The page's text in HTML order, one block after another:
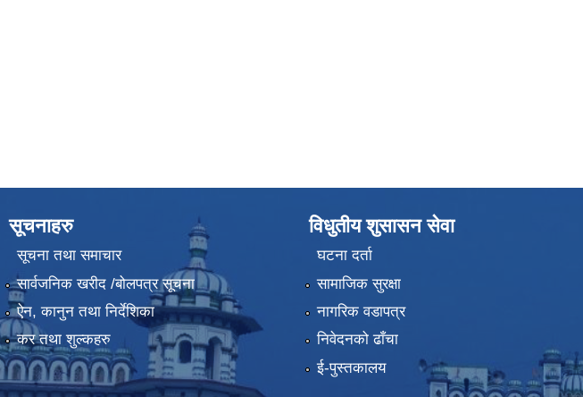
सूचनाहरु
सूचना तथा समाचार
सार्वजनिक खरीद /बोलपत्र सूचना
ऐन, कानुन तथा निर्देशिका
कर तथा शुल्कहरु
विधुतीय शुसासन सेवा
घटना दर्ता
सामाजिक सुरक्षा
नागरिक वडापत्र
निवेदनको ढाँचा
ई-पुस्तकालय